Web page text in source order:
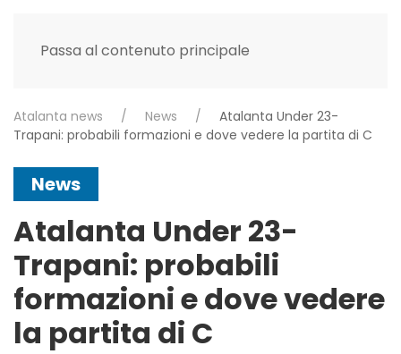
Passa al contenuto principale
Atalanta news News
Atalanta Under 23-
Trapani: probabili formazioni e dove vedere la partita di C
News
Atalanta Under 23-
Trapani: probabili
formazioni e dove vedere
la partita di C